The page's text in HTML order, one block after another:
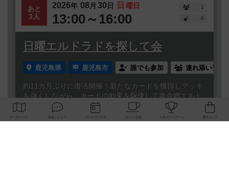
あと
3人
2026年 08 月 30日 日 曜日
13:00～16:00
1
0
日曜エルドラドを探して会
鹿児島県 鹿児島市 誰でも参加 連れ添い登録
約11カ月ぶりに復活開催！新たなカードを獲得しデッキ
を強くしながら、カードの効果を駆使して黄金郷エルド
ラドを目指すすごろく×デッキ構築ボドゲ！デッキを作る
という面で...